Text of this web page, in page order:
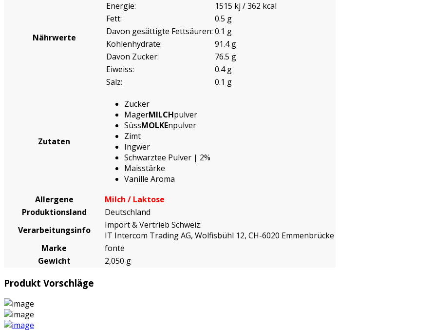
Nährwerte
Energie:
1515 kj / 362 kcal
Fett:
0.5 g
Davon gesättigte Fettsäuren: 0.1 g
Kohlenhydrate:
91.4 g
Davon Zucker:
76.5 g
Eiweiss:
0.4 g
Salz:
0.1 g
Zutaten
Zucker
MagerMILCHpulver
SüssMOLKEnpulver
Zimt
Ingwer
Schwarztee Pulver | 2%
Maisstärke
Vanille Aroma
Allergene
Milch / Laktose
Produktionsland
Deutschland
Verarbeitungsinfo
Import & Vertrieb Schweiz:
IT Intercom Trading AG, Wolfisbühl 12, CH-6020 Emmenbrücke
Marke
fonte
Gewicht
2,050 g
Produkt Vorschläge